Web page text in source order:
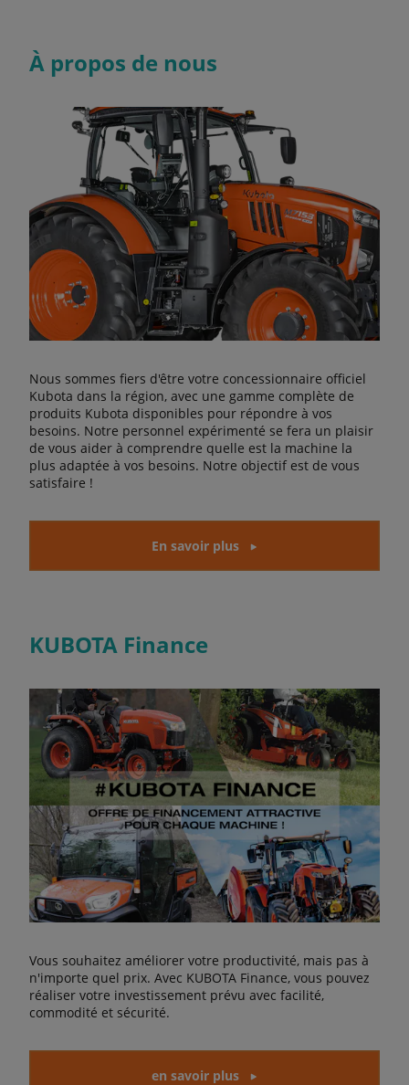
À propos de nous
Nous sommes fiers d'être votre concessionnaire officiel
Kubota dans la région, avec une gamme complète de
produits Kubota disponibles pour répondre à vos
besoins. Notre personnel expérimenté se fera un plaisir
de vous aider à comprendre quelle est la machine la
plus adaptée à vos besoins. Notre objectif est de vous
satisfaire !
En savoir plus
KUBOTA Finance
Vous souhaitez améliorer votre productivité, mais pas à
n'importe quel prix. Avec KUBOTA Finance, vous pouvez
réaliser votre investissement prévu avec facilité,
commodité et sécurité.
en savoir plus